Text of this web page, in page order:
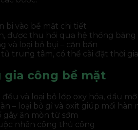
bi vào bề mặt chi tiết
được thu hồi qua hệ thống băng
và loại bỏ bụi – cặn bẩn
trung tâm, có thể cài đặt thời
gia công bề mặt
và loại bỏ lớp oxy hóa, dầu
– loại bỏ gỉ và oxit giúp mối hàn
ăn mòn từ sớm
nhân công thủ công